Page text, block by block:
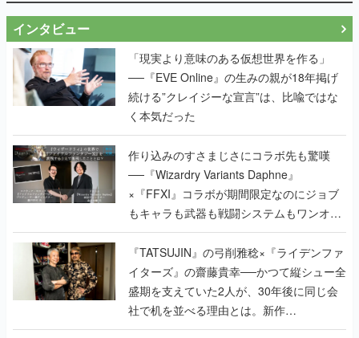
インタビュー
「現実より意味のある仮想世界を作る」
──『EVE Online』の生みの親が18年掲げ
続ける”クレイジーな宣言”は、比喩ではな
く本気だった
作り込みのすさまじさにコラボ先も驚嘆
──『Wizardry Variants Daphne』
×『FFXI』コラボが期間限定なのにジョブ
もキャラも武器も戦闘システムもワンオフ
で作り込まれた理由を両ディレクターに聞
く
『TATSUJIN』の弓削雅稔×『ライデンファ
イターズ』の齋藤貴幸──かつて縦シュー全
盛期を支えていた2人が、30年後に同じ会
社で机を並べる理由とは。新作
『TATSUJIN EXTREME』で初タッグを組